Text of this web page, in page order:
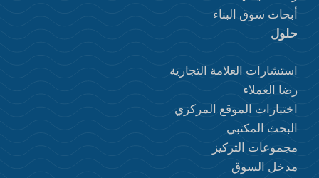
أبحاث سوق البناء
حلول
استشارات العلامة التجارية
رضا العملاء
اختبارات الموقع المركزي
البحث المكتبي
مجموعات التركيز
مدخل السوق